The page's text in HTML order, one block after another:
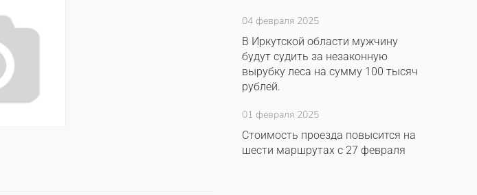
04 февраля 2025
В Иркутской области мужчину
будут судить за незаконную
вырубку леса на сумму 100 тысяч
рублей.
01 февраля 2025
Стоимость проезда повысится на
шести маршрутах с 27 февраля